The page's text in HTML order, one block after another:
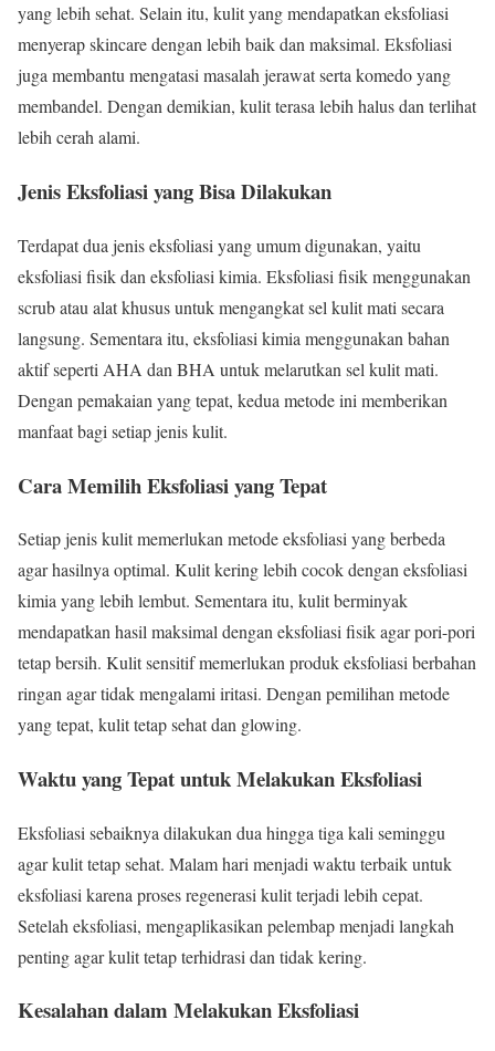
yang lebih sehat. Selain itu, kulit yang mendapatkan eksfoliasi
menyerap skincare dengan lebih baik dan maksimal. Eksfoliasi
juga membantu mengatasi masalah jerawat serta komedo yang
membandel. Dengan demikian, kulit terasa lebih halus dan terlihat
lebih cerah alami.
Jenis Eksfoliasi yang Bisa Dilakukan
Terdapat dua jenis eksfoliasi yang umum digunakan, yaitu
eksfoliasi fisik dan eksfoliasi kimia. Eksfoliasi fisik menggunakan
scrub atau alat khusus untuk mengangkat sel kulit mati secara
langsung. Sementara itu, eksfoliasi kimia menggunakan bahan
aktif seperti AHA dan BHA untuk melarutkan sel kulit mati.
Dengan pemakaian yang tepat, kedua metode ini memberikan
manfaat bagi setiap jenis kulit.
Cara Memilih Eksfoliasi yang Tepat
Setiap jenis kulit memerlukan metode eksfoliasi yang berbeda
agar hasilnya optimal. Kulit kering lebih cocok dengan eksfoliasi
kimia yang lebih lembut. Sementara itu, kulit berminyak
mendapatkan hasil maksimal dengan eksfoliasi fisik agar pori-pori
tetap bersih. Kulit sensitif memerlukan produk eksfoliasi berbahan
ringan agar tidak mengalami iritasi. Dengan pemilihan metode
yang tepat, kulit tetap sehat dan glowing.
Waktu yang Tepat untuk Melakukan Eksfoliasi
Eksfoliasi sebaiknya dilakukan dua hingga tiga kali seminggu
agar kulit tetap sehat. Malam hari menjadi waktu terbaik untuk
eksfoliasi karena proses regenerasi kulit terjadi lebih cepat.
Setelah eksfoliasi, mengaplikasikan pelembap menjadi langkah
penting agar kulit tetap terhidrasi dan tidak kering.
Kesalahan dalam Melakukan Eksfoliasi